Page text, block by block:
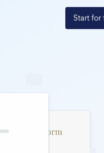
Start for